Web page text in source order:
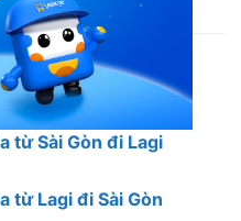
đi Lagi
từ Sài Gòn đi Lagi
từ Lagi đi Sài Gòn